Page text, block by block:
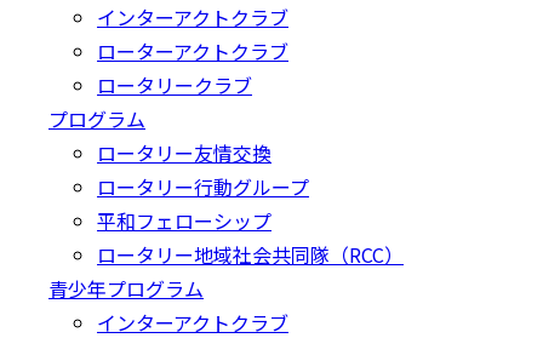
インターアクトクラブ
ローターアクトクラブ
ロータリークラブ
プログラム
ロータリー友情交換
ロータリー行動グループ
平和フェローシップ
ロータリー地域社会共同隊（RCC）
青少年プログラム
インターアクトクラブ